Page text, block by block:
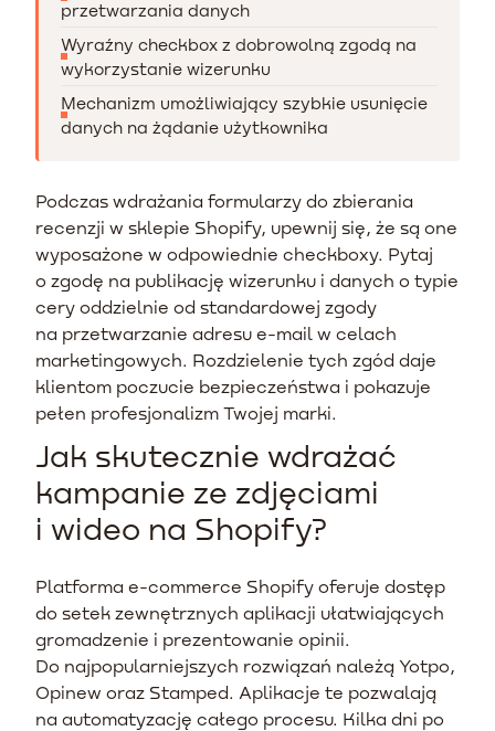
przetwarzania danych
Wyraźny checkbox z dobrowolną zgodą na
wykorzystanie wizerunku
Mechanizm umożliwiający szybkie usunięcie
danych na żądanie użytkownika
Podczas wdrażania formularzy do zbierania
recenzji w sklepie Shopify, upewnij się, że są one
wyposażone w odpowiednie checkboxy. Pytaj
o zgodę na publikację wizerunku i danych o typie
cery oddzielnie od standardowej zgody
na przetwarzanie adresu e-mail w celach
marketingowych. Rozdzielenie tych zgód daje
klientom poczucie bezpieczeństwa i pokazuje
pełen profesjonalizm Twojej marki.
Jak skutecznie wdrażać
kampanie ze zdjęciami
i wideo na Shopify?
Platforma e-commerce Shopify oferuje dostęp
do setek zewnętrznych aplikacji ułatwiających
gromadzenie i prezentowanie opinii.
Do najpopularniejszych rozwiązań należą Yotpo,
Opinew oraz Stamped. Aplikacje te pozwalają
na automatyzację całego procesu. Kilka dni po